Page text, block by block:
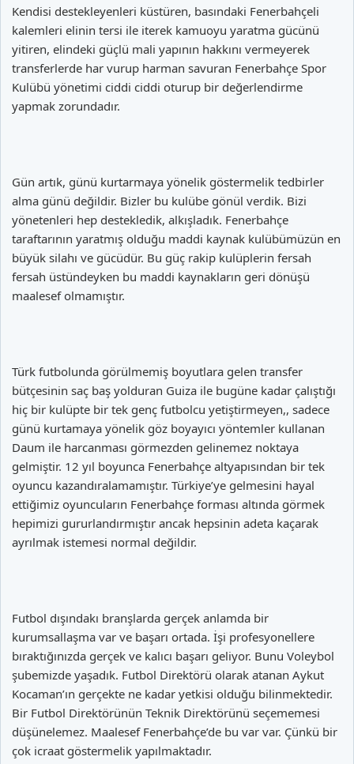
Kendisi destekleyenleri küstüren, basındaki Fenerbahçeli
kalemleri elinin tersi ile iterek kamuoyu yaratma gücünü
yitiren, elindeki güçlü mali yapının hakkını vermeyerek
transferlerde har vurup harman savuran Fenerbahçe Spor
Kulübü yönetimi ciddi ciddi oturup bir değerlendirme
yapmak zorundadır.
Gün artık, günü kurtarmaya yönelik göstermelik tedbirler
alma günü değildir. Bizler bu kulübe gönül verdik. Bizi
yönetenleri hep destekledik, alkışladık. Fenerbahçe
taraftarının yaratmış olduğu maddi kaynak kulübümüzün en
büyük silahı ve gücüdür. Bu güç rakip kulüplerin fersah
fersah üstündeyken bu maddi kaynakların geri dönüşü
maalesef olmamıştır.
Türk futbolunda görülmemiş boyutlara gelen transfer
bütçesinin saç baş yolduran Guiza ile bugüne kadar çalıştığı
hiç bir kulüpte bir tek genç futbolcu yetiştirmeyen,, sadece
günü kurtamaya yönelik göz boyayıcı yöntemler kullanan
Daum ile harcanması görmezden gelinemez noktaya
gelmiştir. 12 yıl boyunca Fenerbahçe altyapısından bir tek
oyuncu kazandıralamamıştır. Türkiye’ye gelmesini hayal
ettiğimiz oyuncuların Fenerbahçe forması altında görmek
hepimizi gururlandırmıştır ancak hepsinin adeta kaçarak
ayrılmak istemesi normal değildir.
Futbol dışındakı branşlarda gerçek anlamda bir
kurumsallaşma var ve başarı ortada. İşi profesyonellere
bıraktığınızda gerçek ve kalıcı başarı geliyor. Bunu Voleybol
şubemizde yaşadık. Futbol Direktörü olarak atanan Aykut
Kocaman’ın gerçekte ne kadar yetkisi olduğu bilinmektedir.
Bir Futbol Direktörünün Teknik Direktörünü seçememesi
düşünelemez. Maalesef Fenerbahçe’de bu var var. Çünkü bir
çok icraat göstermelik yapılmaktadır.